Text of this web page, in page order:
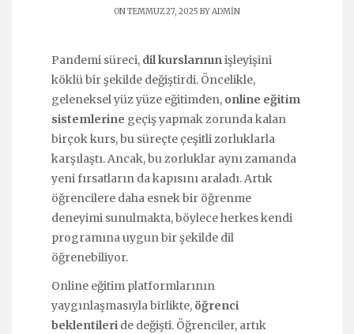
ON TEMMUZ 27, 2025 BYADMIN
Pandemi süreci, dil kurslarınınişleyişini
köklü bir şekilde değiştirdi. Öncelikle,
geleneksel yüz yüze eğitimden, online eğitim
sistemlerine geçiş yapmak zorunda kalan
birçok kurs, bu süreçte çeşitli zorluklarla
karşılaştı. Ancak, bu zorluklar aynı zamanda
yeni fırsatların da kapısını araladı. Artık
öğrencilere daha esnek bir öğrenme
deneyimi sunulmakta, böylece herkes kendi
programına uygun bir şekilde dil
öğrenebiliyor.
Online eğitim platformlarının
yaygınlaşmasıyla birlikte, öğrenci
beklentileri de değişti. Öğrenciler, artık